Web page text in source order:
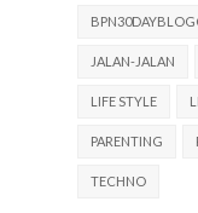
JALAN-JALAN
LIFE STYLE
PARENTING
TECHNO